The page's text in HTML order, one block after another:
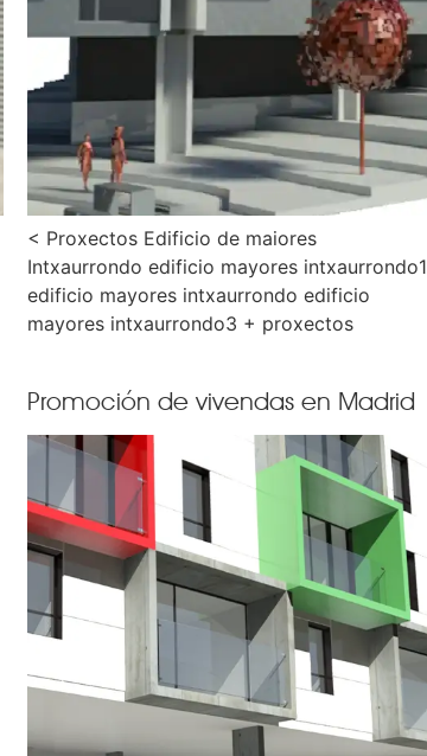
< Proxectos Edificio de maiores
Intxaurrondo edificio mayores intxaurrondo1
edificio mayores intxaurrondo edificio
mayores intxaurrondo3 + proxectos
Promoción de vivendas en Madrid